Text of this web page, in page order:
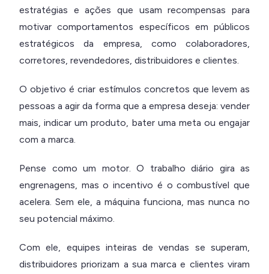
estratégias e ações que usam recompensas para
motivar comportamentos específicos em públicos
estratégicos da empresa, como colaboradores,
corretores, revendedores, distribuidores e clientes.
O objetivo é criar estímulos concretos que levem as
pessoas a agir da forma que a empresa deseja: vender
mais, indicar um produto, bater uma meta ou engajar
com a marca.
Pense como um motor. O trabalho diário gira as
engrenagens, mas o incentivo é o combustível que
acelera. Sem ele, a máquina funciona, mas nunca no
seu potencial máximo.
Com ele, equipes inteiras de vendas se superam,
distribuidores priorizam a sua marca e clientes viram